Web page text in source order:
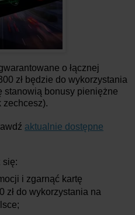
o łącznej
zł będzie do wykorzystania
stanowią bonusy pieniężne
zechcesz).
aktualnie dostępne
się:
i zgarnąć kartę
zł do wykorzystania na